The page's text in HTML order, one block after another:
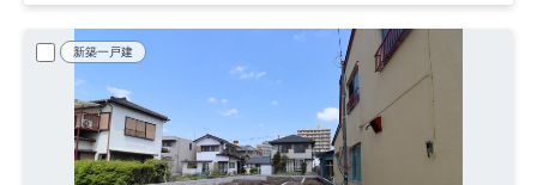
新築一戸建